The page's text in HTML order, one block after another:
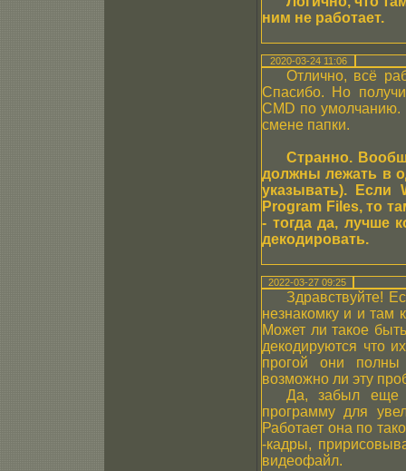
ним не работает.
2020-03-24 11:06
Отлично, всё
Спасибо. Но
CMD по умолчанию.
смене папки.
Странно.
должны лежать в
указывать). Если
Program Files, то
- тогда да, лучше
декодировать.
2022-03-27 09:25
Здравствуйте!
незнакомку и и там
Может ли такое
декодируются что
прогой они полны
возможно ли эту
Да, забыл еще
программу для
Работает она по
-кадры,
видеофайл.